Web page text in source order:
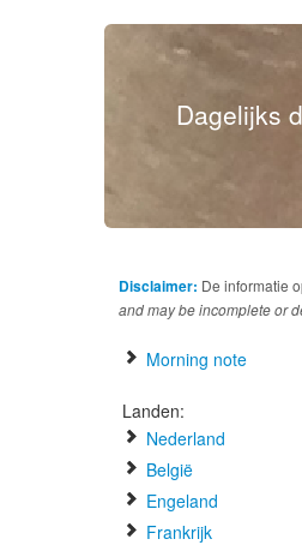
Dagelijks
Disclaimer: De informatie
and may be incomplete or
Morning note
Landen:
Nederland
België
Engeland
Frankrijk